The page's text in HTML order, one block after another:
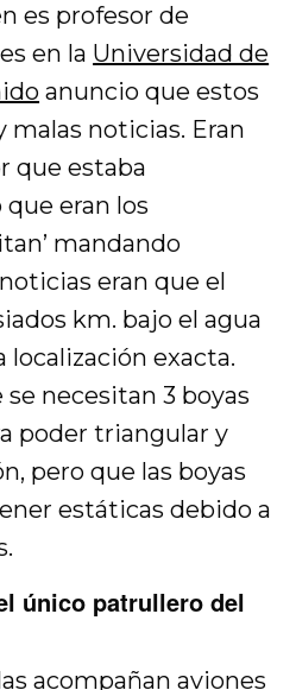
es profesor de
en la Universidad de
anuncio que estos
malas noticias. Eran
que estaba
eran los
mandando
eran que el
km. bajo el agua
localización exacta.
necesitan 3 boyas
poder triangular y
pero que las boyas
estáticas debido a
único patrullero del
acompañan aviones